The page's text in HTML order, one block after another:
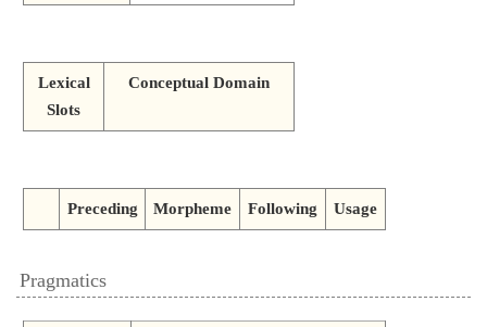
Lexical
Slots
Conceptual Domain
Preceding Morpheme Following Usage
Pragmatics